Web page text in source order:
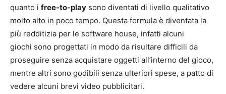
quanto i free-to-play sono diventati di livello qualitativo
molto alto in poco tempo. Questa formula è diventata la
più redditizia per le software house, infatti alcuni
giochi sono progettati in modo da risultare difficili da
proseguire senza acquistare oggetti all’interno del gioco,
mentre altri sono godibili senza ulteriori spese, a patto di
vedere alcuni brevi video pubblicitari.